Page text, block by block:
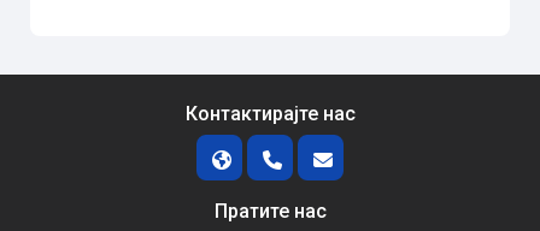
Контактирајте нас
Пратите нас